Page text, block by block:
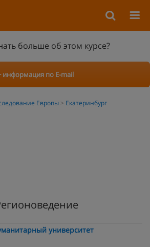
больше об этом курсе?
информация по E-mail
Европы Екатеринбург
университет